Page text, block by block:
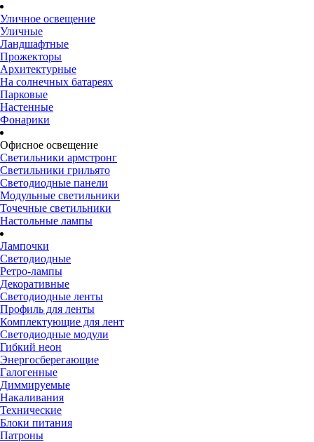
Уличное освещение
Уличные
Ландшафтные
Прожекторы
Архитектурные
На солнечных батареях
Парковые
Настенные
Фонарики
Офисное освещение
Светильники армстронг
Светильники грильято
Светодиодные панели
Модульные светильники
Точечные светильники
Настольные лампы
Лампочки
Светодиодные
Ретро-лампы
Декоративные
Светодиодные ленты
Профиль для ленты
Комплектующие для лент
Светодиодные модули
Гибкий неон
Энергосберегающие
Галогенные
Диммируемые
Накаливания
Технические
Блоки питания
Патроны